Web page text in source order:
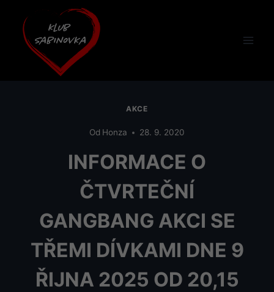
obsah
AKCE
Od Honza 28. 9. 2020
INFORMACE O
ČTVRTEČNÍ
GANGBANG AKCI SE
TŘEMI DÍVKAMI DNE 9
ŘIJNA 2025 OD 20,15